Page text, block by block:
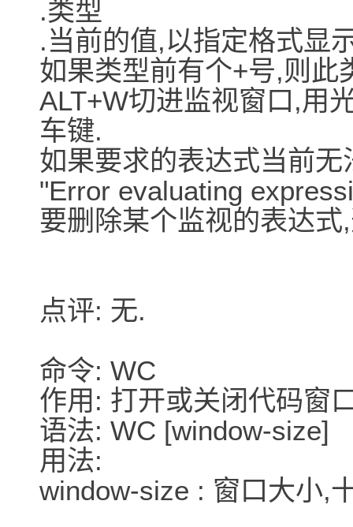
.类型
.当前的值,以指定格式显
如果类型前有个+号,则此
ALT+W切进监视窗口,用
车键.
如果要求的表达式当前
"Error evaluating
要删除某个监视的表达
点评: 无.
命令: WC
作用: 打开或关闭代码窗
语法: WC [window-size]
用法:
window-size : 窗口大小,